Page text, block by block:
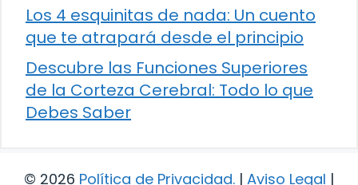
Los 4 esquinitas de nada: Un cuento
que te atrapará desde el principio
Descubre las Funciones Superiores
de la Corteza Cerebral: Todo lo que
Debes Saber
© 2026 Política de Privacidad. | Aviso Legal |